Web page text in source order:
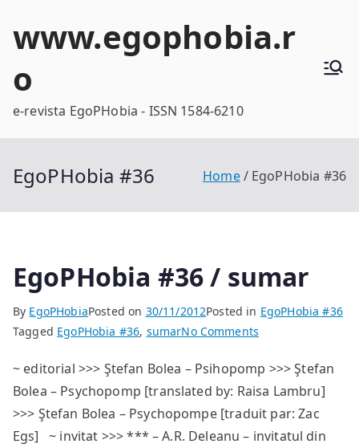
www.egophobia.r
o
e-revista EgoPHobia - ISSN 1584-6210
EgoPHobia #36 Home EgoPHobia #36
EgoPHobia #36 / sumar
By EgoPHobiaPosted on 30/11/2012Posted in EgoPHobia #36
Tagged EgoPHobia #36, sumarNo Comments
#36
/
sumar
~ editorial >>> Ştefan Bolea – Psihopomp >>> Ştefan
Bolea – Psychopomp [translated by: Raisa Lambru]
>>> Ştefan Bolea – Psychopompe [traduit par: Zac
Egs] ~ invitat >>> *** – A.R. Deleanu – invitatul din